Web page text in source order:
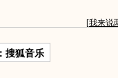
[我来说
搜狐音乐